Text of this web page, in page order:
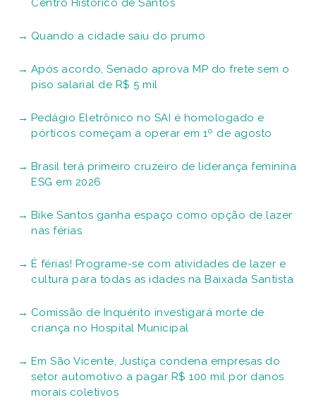
Centro Histórico de Santos
Quando a cidade saiu do prumo
Após acordo, Senado aprova MP do frete sem o
piso salarial de R$ 5 mil
Pedágio Eletrônico no SAI é homologado e
pórticos começam a operar em 1º de agosto
Brasil terá primeiro cruzeiro de liderança feminina
ESG em 2026
Bike Santos ganha espaço como opção de lazer
nas férias
É férias! Programe-se com atividades de lazer e
cultura para todas as idades na Baixada Santista
Comissão de Inquérito investigará morte de
criança no Hospital Municipal
Em São Vicente, Justiça condena empresas do
setor automotivo a pagar R$ 100 mil por danos
morais coletivos